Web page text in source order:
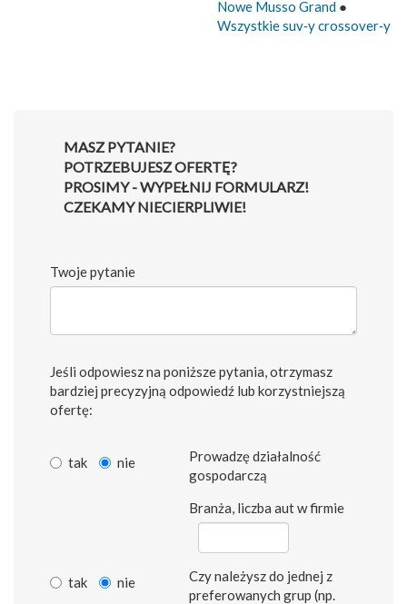
Nowe Musso Grand ●
Wszystkie suv‑y crossover‑y
MASZ PYTANIE?
POTRZEBUJESZ OFERTĘ?
PROSIMY - WYPEŁNIJ FORMULARZ!
CZEKAMY NIECIERPLIWIE!
Twoje pytanie
Jeśli odpowiesz na poniższe pytania, otrzymasz
bardziej precyzyjną odpowiedź lub korzystniejszą
ofertę:
tak nie
Prowadzę działalność
gospodarczą
Branża, liczba aut w firmie
tak nie
Czy należysz do jednej z
preferowanych grup (np.